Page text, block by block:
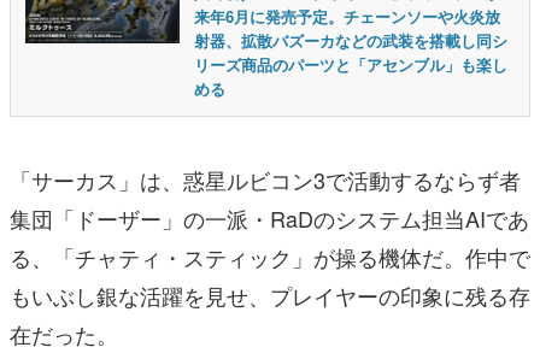
来年6月に発売予定。チェーンソーや火炎放
射器、拡散バズーカなどの武装を搭載し同シ
リーズ商品のパーツと「アセンブル」も楽し
める
「サーカス」は、惑星ルビコン3で活動するならず者
集団「ドーザー」の一派・RaDのシステム担当AIであ
る、「チャティ・スティック」が操る機体だ。作中で
もいぶし銀な活躍を見せ、プレイヤーの印象に残る存
在だった。